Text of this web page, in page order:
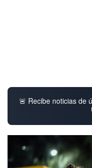
🚨 Recibe noticias de